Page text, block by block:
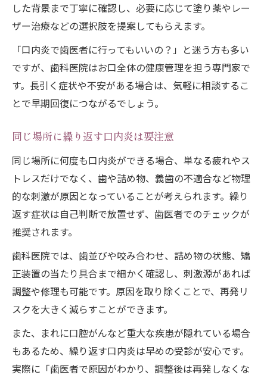
した背景まで丁寧に確認し、必要に応じて塗り薬やレー
ザー治療などの選択肢を提案してもらえます。
「口内炎で歯医者に行ってもいいの？」と迷う方も多い
ですが、歯科医院はお口全体の健康管理を担う専門家で
す。長引く症状や不安がある場合は、気軽に相談するこ
とで早期回復につながるでしょう。
同じ場所に繰り返す口内炎は要注意
同じ場所に何度も口内炎ができる場合、単なる疲れやス
トレスだけでなく、歯や詰め物、義歯の不適合など物理
的な刺激が原因となっていることが考えられます。繰り
返す症状は自己判断で放置せず、歯医者でのチェックが
推奨されます。
歯科医院では、歯並びや咬み合わせ、詰め物の状態、矯
正装置の当たり具合まで細かく確認し、刺激源があれば
調整や修理も可能です。原因を取り除くことで、再発リ
スクを大きく減らすことができます。
また、まれに口腔がんなど重大な疾患が隠れている場合
もあるため、繰り返す口内炎は早めの受診が安心です。
実際に「歯医者で原因がわかり、調整後は再発しなくな